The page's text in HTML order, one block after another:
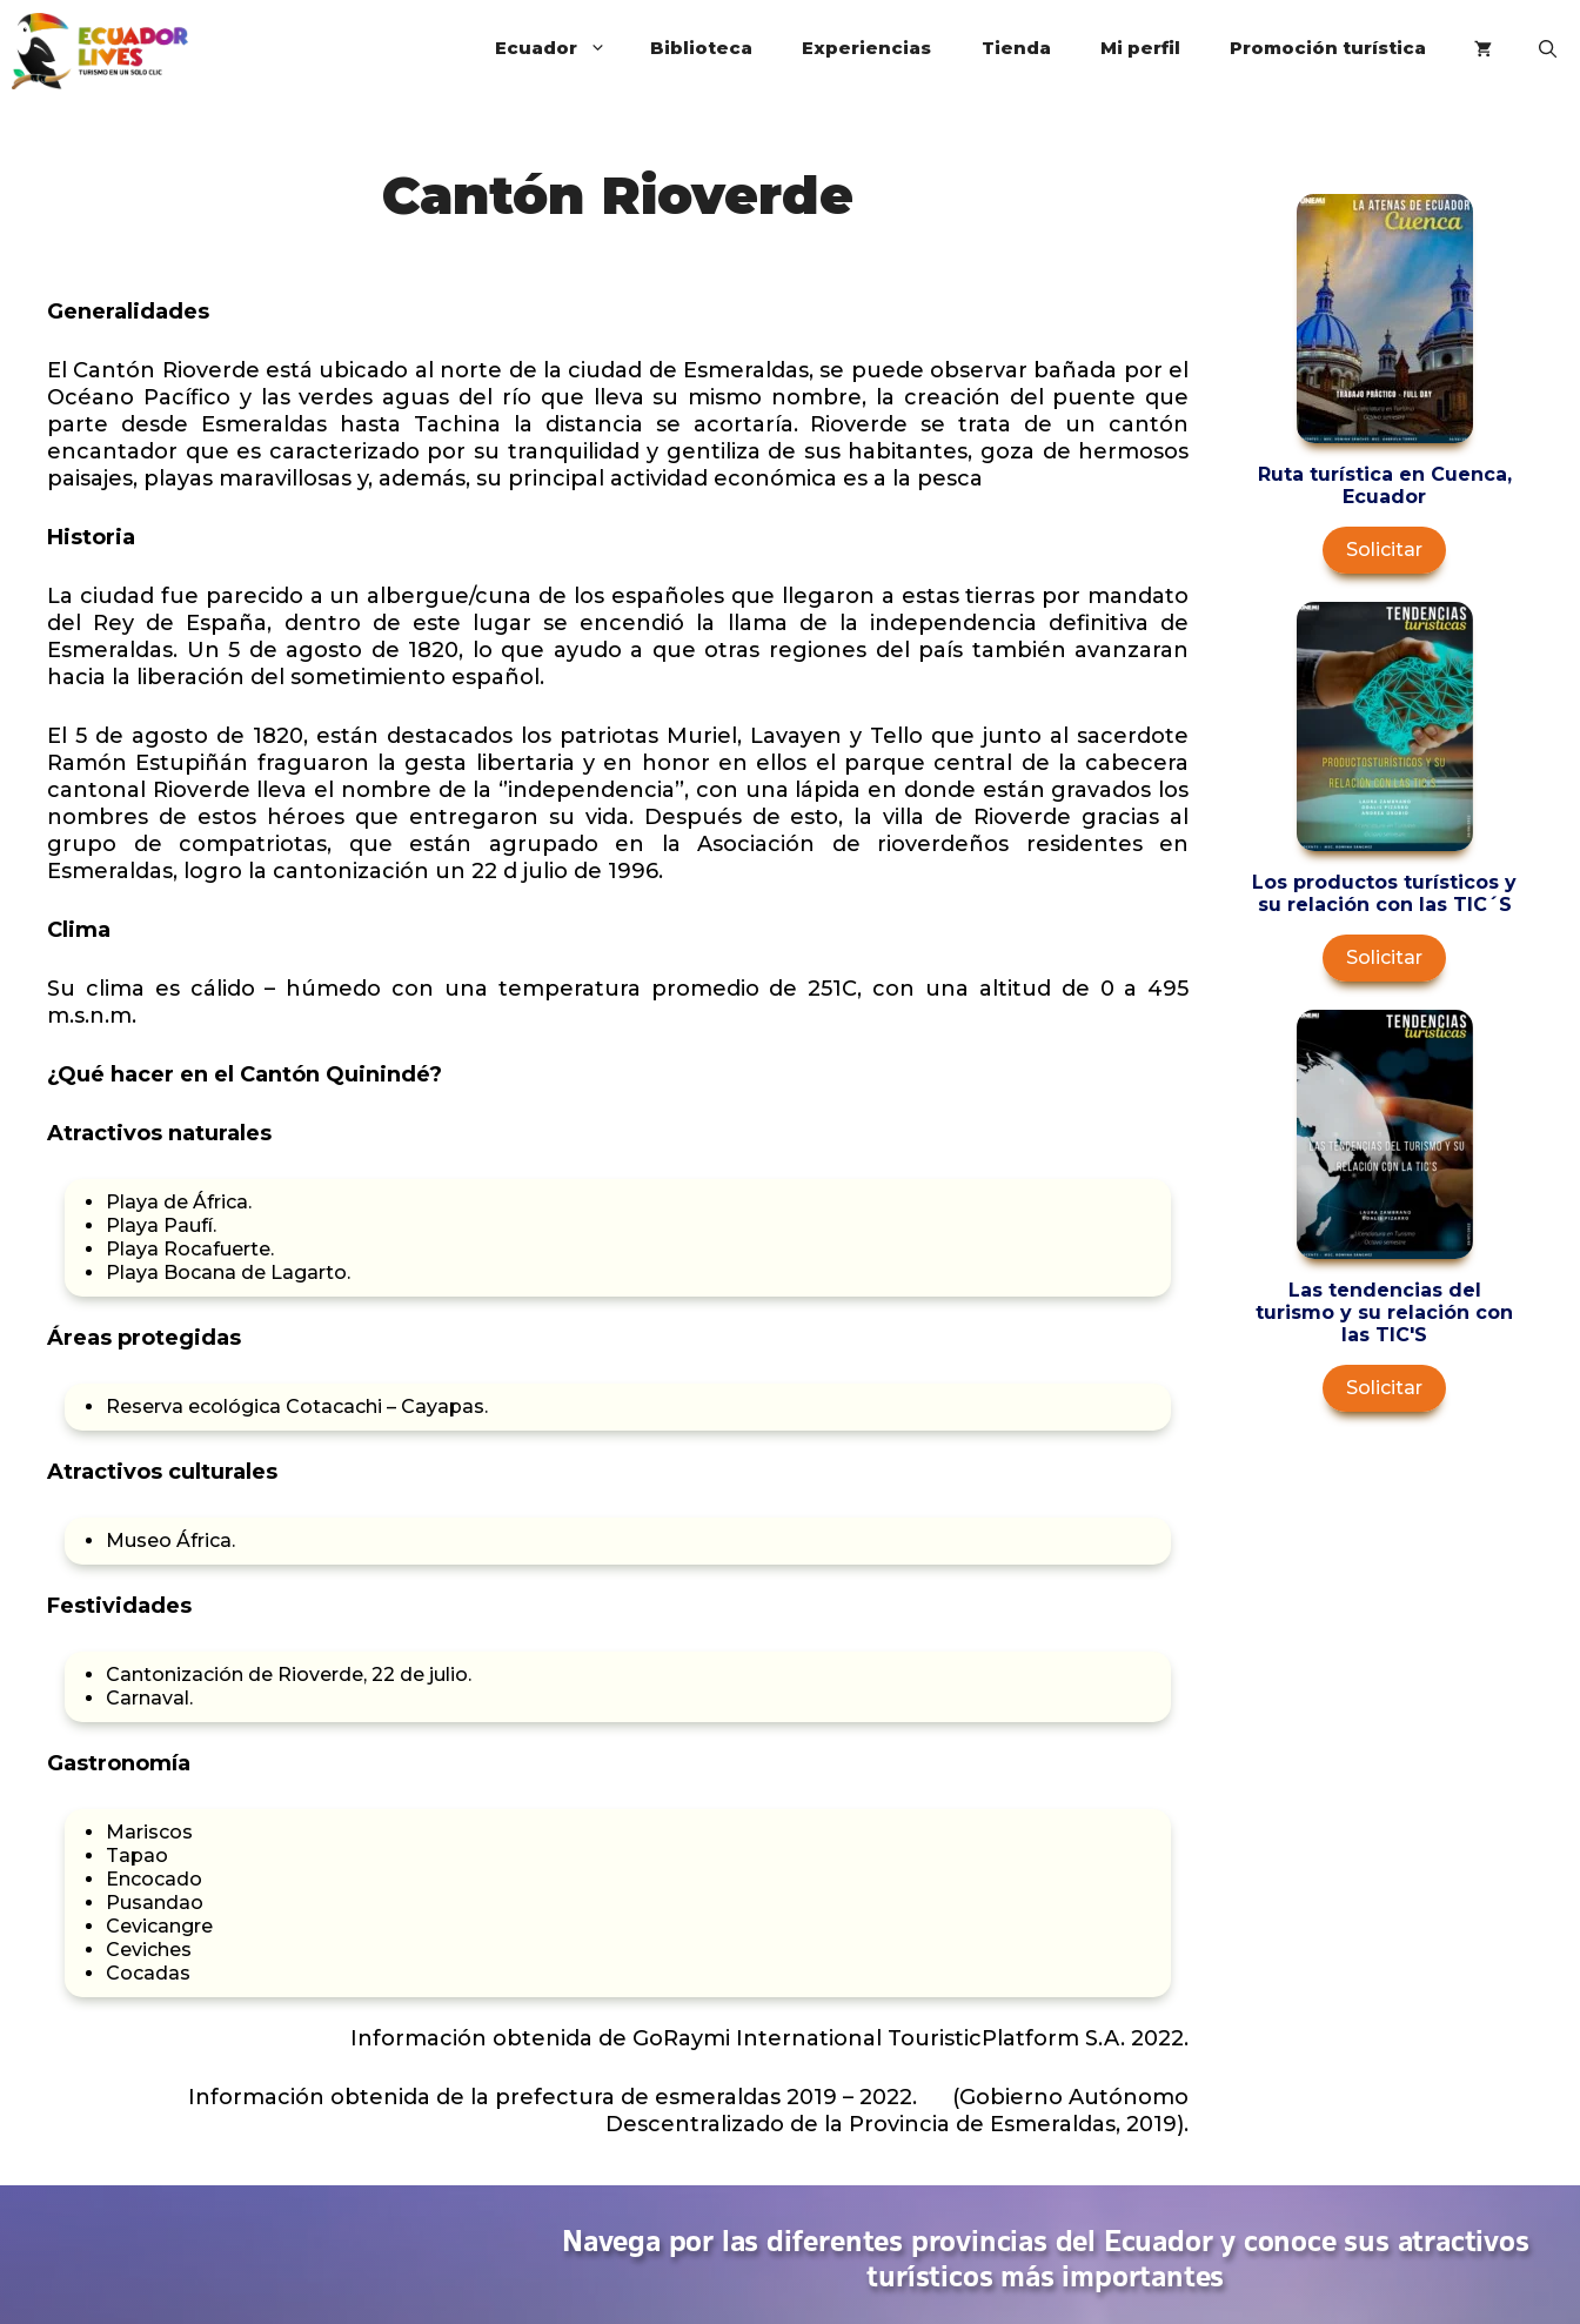
Saltar
contenido
Ecuador Biblioteca Experiencias Tienda Mi perfil Promoción turística
Cantón Rioverde
Generalidades
El Cantón Rioverde está ubicado al norte de la ciudad de Esmeraldas, se puede observar bañada por el
Océano Pacífico y las verdes aguas del río que lleva su mismo nombre, la creación del puente que
parte desde Esmeraldas hasta Tachina la distancia se acortaría. Rioverde se trata de un cantón
encantador que es caracterizado por su tranquilidad y gentiliza de sus habitantes, goza de hermosos
paisajes, playas maravillosas y, además, su principal actividad económica es a la pesca
Historia
La ciudad fue parecido a un albergue/cuna de los españoles que llegaron a estas tierras por mandato
del Rey de España, dentro de este lugar se encendió la llama de la independencia definitiva de
Esmeraldas. Un 5 de agosto de 1820, lo que ayudo a que otras regiones del país también avanzaran
hacia la liberación del sometimiento español.
El 5 de agosto de 1820, están destacados los patriotas Muriel, Lavayen y Tello que junto al sacerdote
Ramón Estupiñán fraguaron la gesta libertaria y en honor en ellos el parque central de la cabecera
cantonal Rioverde lleva el nombre de la ‘’independencia’’, con una lápida en donde están gravados los
nombres de estos héroes que entregaron su vida. Después de esto, la villa de Rioverde gracias al
grupo de compatriotas, que están agrupado en la Asociación de rioverdeños residentes en
Esmeraldas, logro la cantonización un 22 d julio de 1996.
Clima
Su clima es cálido – húmedo con una temperatura promedio de 251C, con una altitud de 0 a 495
m.s.n.m.
¿Qué hacer en el Cantón Quinindé?
Atractivos naturales
Playa de África.
Playa Paufí.
Playa Rocafuerte.
Playa Bocana de Lagarto.
Áreas protegidas
Reserva ecológica Cotacachi – Cayapas.
Atractivos culturales
Museo África.
Festividades
Cantonización de Rioverde, 22 de julio.
Carnaval.
Gastronomía
Mariscos
Tapao
Encocado
Pusandao
Cevicangre
Ceviches
Cocadas
Información obtenida de GoRaymi International TouristicPlatform S.A. 2022.
Información obtenida de la prefectura de esmeraldas 2019 – 2022. (Gobierno Autónomo
Descentralizado de la Provincia de Esmeraldas, 2019).
Ruta turística en Cuenca,
Ecuador
Solicitar
Los productos turísticos y
su relación con las TIC´S
Solicitar
Las tendencias del
turismo y su relación con
las TIC'S
Solicitar
Navega por las diferentes provincias del Ecuador y conoce sus atractivos
turísticos más importantes